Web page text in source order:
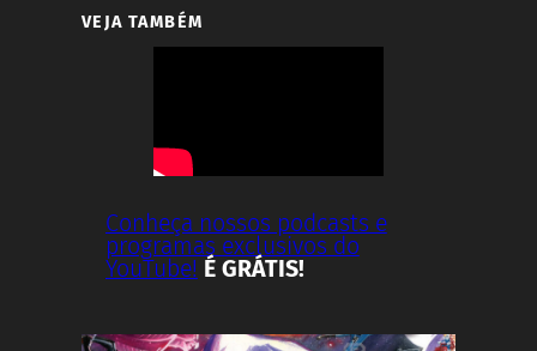
VEJA TAMBÉM
Conheça nossos podcasts e
programas exclusivos do
YouTube! É GRÁTIS!